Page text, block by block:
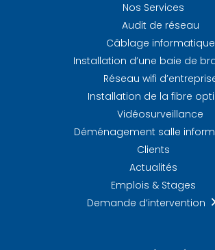
Nos Services
Audit de réseau
Câblage informatique
Installation d’une baie de
Réseau wifi
Installation de la fibre
Vidéosurveillance
Déménagement salle
Clients
Actualités
Emplois & Stages
Demande d’intervention